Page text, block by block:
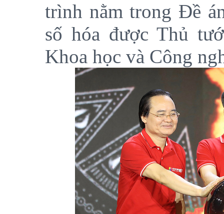
trình nằm trong Đề
số hóa được Thủ
Khoa học và Công